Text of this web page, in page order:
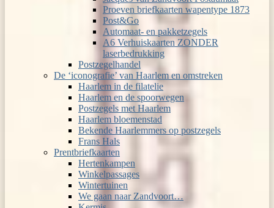
Proeven briefkaarten wapentype 1873
Post&Go
Automaat- en pakketzegels
A6 Verhuiskaarten ZONDER
laserbedrukking
Postzegelhandel
De ‘iconografie’ van Haarlem en omstreken
Haarlem in de filatelie
Haarlem en de spoorwegen
Postzegels met Haarlem
Haarlem bloemenstad
Bekende Haarlemmers op postzegels
Frans Hals
Prentbriefkaarten
Hertenkampen
Winkelpassages
Wintertuinen
We gaan naar Zandvoort…